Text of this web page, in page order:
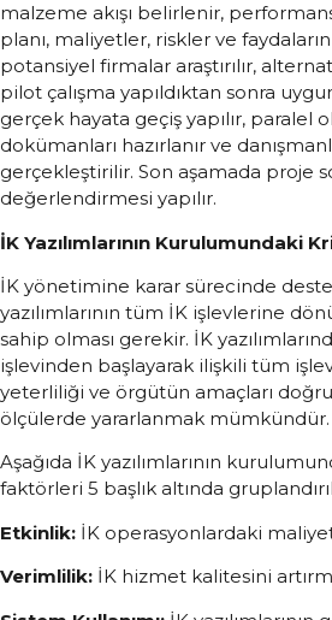
malzeme akışı belirlenir,
planı, maliyetler, riskler ve
potansiyel firmalar araştırılır,
pilot çalışma yapıldıktan sonra
gerçek hayata geçiş yapılır, paralel
dokümanları hazırlanır ve
gerçekleştirilir. Son aşamada proje
değerlendirmesi yapılır.
İK Yazılımlarının Kurulumundaki
İK yönetimine karar sürecinde
yazılımlarının tüm İK işlevlerine
sahip olması gerekir. İK
işlevinden başlayarak ilişkili tüm
yeterliliği ve örgütün amaçları
ölçülerde yararlanmak mümkündür.
Aşağıda İK yazılımlarının
faktörleri 5 başlık altında
Etkinlik: İK operasyonlardaki
Verimlilik: İK hizmet kalitesini